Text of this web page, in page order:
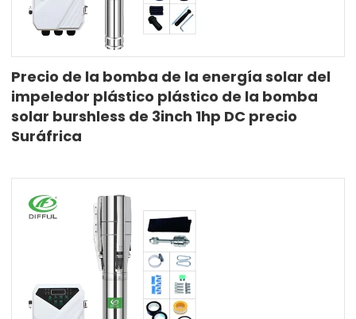
Precio de la bomba de la energía solar del
impeledor plástico plástico de la bomba
solar burshless de 3inch 1hp DC precio
Suráfrica